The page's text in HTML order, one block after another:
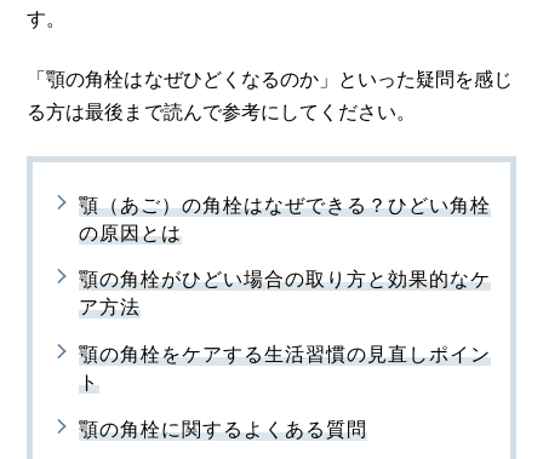
す。
「顎の角栓はなぜひどくなるのか」といった疑問を感じ
る方は最後まで読んで参考にしてください。
顎（あご）の角栓はなぜできる？ひどい角栓
の原因とは
顎の角栓がひどい場合の取り方と効果的なケ
ア方法
顎の角栓をケアする生活習慣の見直しポイン
ト
顎の角栓に関するよくある質問